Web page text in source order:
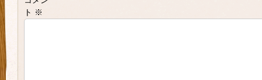
ト ※